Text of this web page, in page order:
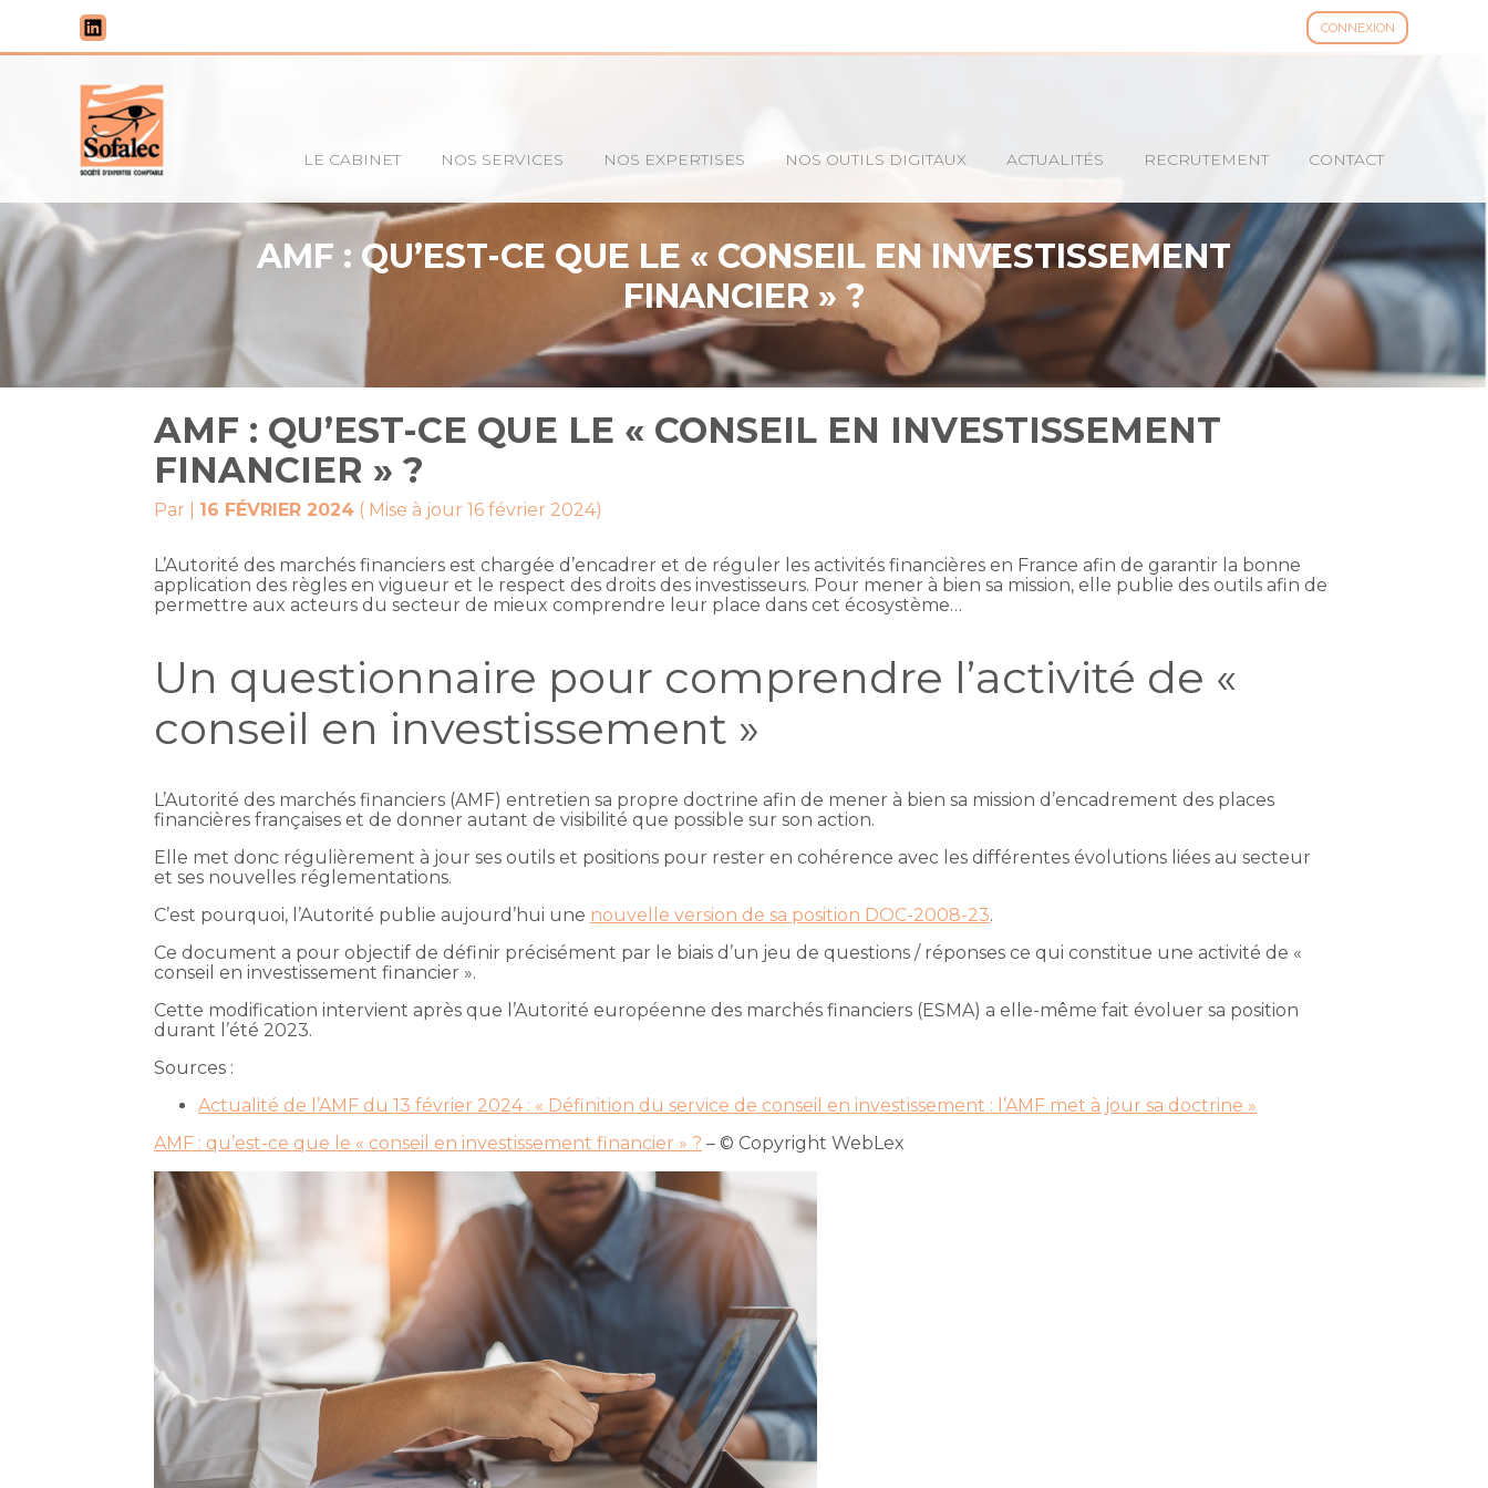
CONNEXION
Aller
au
contenu
Principal
LE CABINET NOS SERVICES NOS EXPERTISES NOS OUTILS DIGITAUX ACTUALITÉS RECRUTEMENT CONTACT
AMF : QU’EST-CE QUE LE « CONSEIL EN INVESTISSEMENT
FINANCIER » ?
AMF : QU’EST-CE QUE LE « CONSEIL EN INVESTISSEMENT
FINANCIER » ?
Par 16 FÉVRIER 2024 ( Mise à jour 16 février 2024)
L’Autorité des marchés financiers est chargée d’encadrer et de réguler les activités financières en France afin de garantir la bonne
application des règles en vigueur et le respect des droits des investisseurs. Pour mener à bien sa mission, elle publie des outils afin de
permettre aux acteurs du secteur de mieux comprendre leur place dans cet écosystème…
Un questionnaire pour comprendre l’activité de «
conseil en investissement »
L’Autorité des marchés financiers (AMF) entretien sa propre doctrine afin de mener à bien sa mission d’encadrement des places
financières françaises et de donner autant de visibilité que possible sur son action.
Elle met donc régulièrement à jour ses outils et positions pour rester en cohérence avec les différentes évolutions liées au secteur
et ses nouvelles réglementations.
C’est pourquoi, l’Autorité publie aujourd’hui une nouvelle version de sa position DOC-2008-23.
Ce document a pour objectif de définir précisément par le biais d’un jeu de questions / réponses ce qui constitue une activité de «
conseil en investissement financier ».
Cette modification intervient après que l’Autorité européenne des marchés financiers (ESMA) a elle-même fait évoluer sa position
durant l’été 2023.
Sources :
Actualité de l’AMF du 13 février 2024 : « Définition du service de conseil en investissement : l’AMF met à jour sa doctrine »
AMF : qu’est-ce que le « conseil en investissement financier » ? – © Copyright WebLex